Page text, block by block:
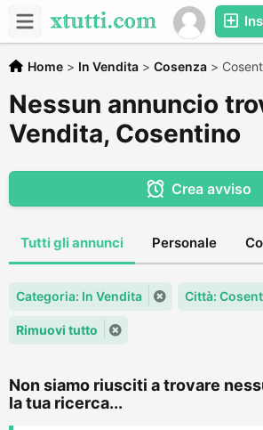
Home > In Vendita > Cosenza >
Nessun annuncio
Vendita, Cosentino
Crea avviso
Tutti gli annunci Personale
Categoria: In Vendita Città:
Rimuovi tutto
Non siamo riusciti a trovare
la tua ricerca...